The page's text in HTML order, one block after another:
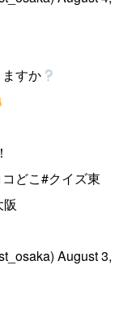
すか
どこ#クイズ東
August 3,